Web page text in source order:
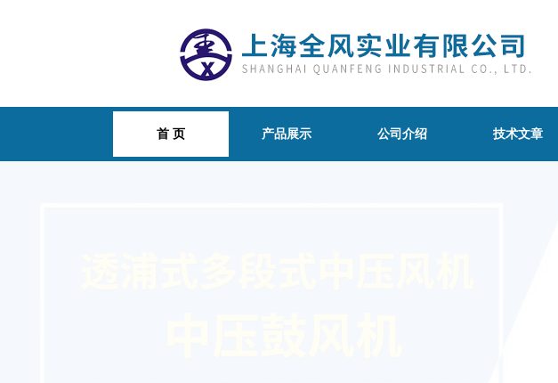
首 页 产品展示 公司介绍 技术文章